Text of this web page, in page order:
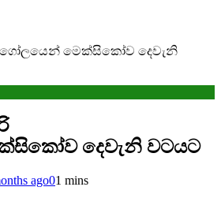
මෙක්සිකෝව දෙවැනි
දෙවැනි වටයට
ago01 mins